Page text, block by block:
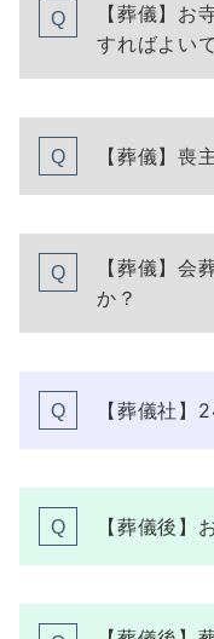
Q
【葬儀】お
すればよい
Q 【葬儀】喪
Q
【葬儀】会
か？
Q 【葬儀社】
Q 【葬儀後】